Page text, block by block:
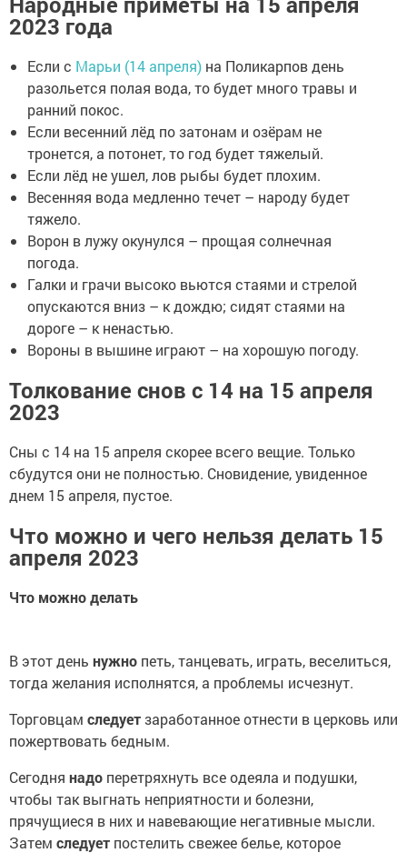
2023 года
Если с Марьи (14 апреля) на Поликарпов день
разольется полая вода, то будет много травы и
ранний покос.
Если весенний лёд по затонам и озёрам не
тронется, а потонет, то год будет тяжелый.
Если лёд не ушел, лов рыбы будет плохим.
Весенняя вода медленно течет – народу будет
тяжело.
Ворон в лужу окунулся – прощая солнечная
погода.
Галки и грачи высоко вьются стаями и стрелой
опускаются вниз – к дождю; сидят стаями на
дороге – к ненастью.
Вороны в вышине играют – на хорошую погоду.
Толкование снов с 14 на 15 апреля
2023
Сны с 14 на 15 апреля скорее всего вещие. Только
сбудутся они не полностью. Сновидение, увиденное
днем 15 апреля, пустое.
Что можно и чего нельзя делать 15
апреля 2023
Что можно делать
В этот день нужно петь, танцевать, играть, веселиться,
тогда желания исполнятся, а проблемы исчезнут.
Торговцам следуетзаработанное отнести в церковь или
пожертвовать бедным.
Сегодня надо перетряхнуть все одеяла и подушки,
чтобы так выгнать неприятности и болезни,
прячущиеся в них и навевающие негативные мысли.
Затем следует постелить свежее белье, которое